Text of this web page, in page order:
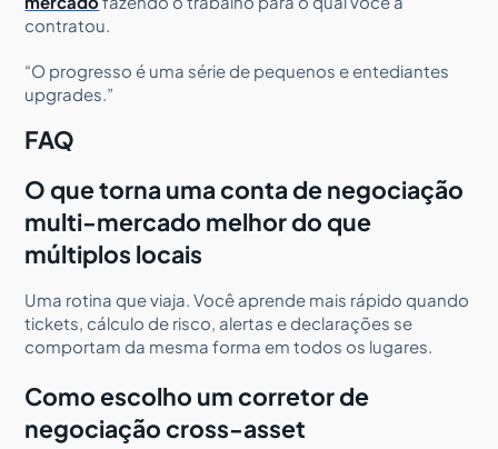
contratou.
“O progresso é uma série de pequenos e entediantes
upgrades.”
FAQ
O que torna uma conta de negociação
multi-mercado melhor do que
múltiplos locais
Uma rotina que viaja. Você aprende mais rápido quando
tickets, cálculo de risco, alertas e declarações se
comportam da mesma forma em todos os lugares.
Como escolho um corretor de
negociação cross-asset